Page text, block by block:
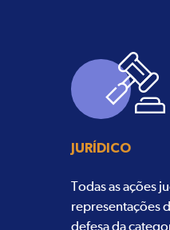
JURÍDICO
Todas as ações
representações
defesa da